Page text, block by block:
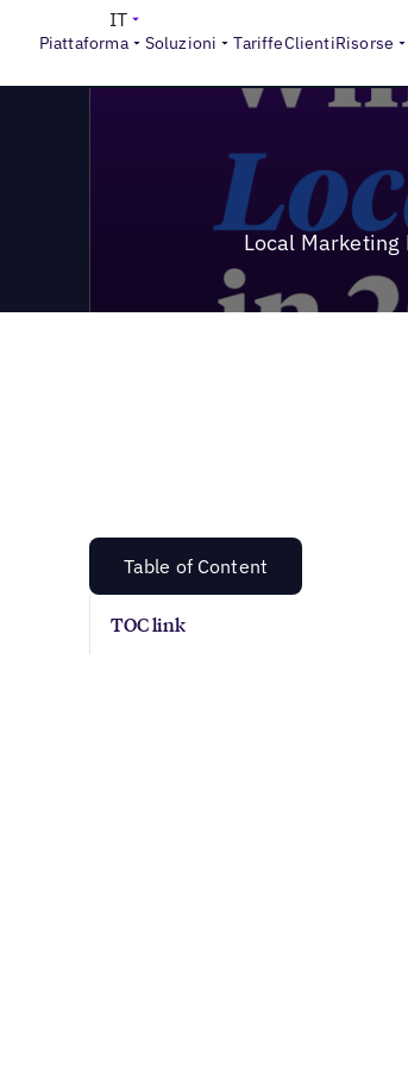
Piattaforma Soluzioni TariffeClientiRisorse
IT
Local Marketing Beat Local Marketing
Local
Table of Content
TOC link